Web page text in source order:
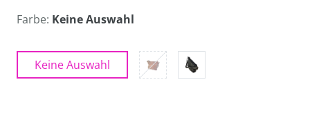
Farbe: Keine Auswahl
Keine Auswahl